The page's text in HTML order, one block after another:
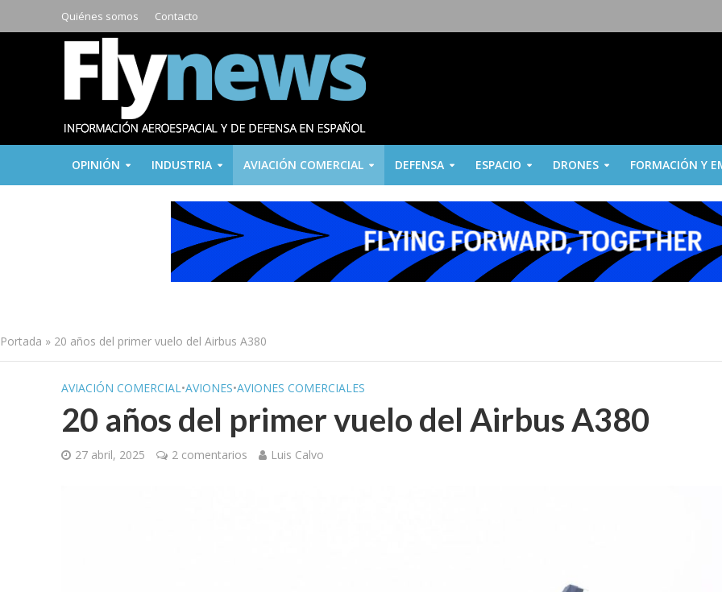
Quiénes somos Contacto
OPINIÓN INDUSTRIA AVIACIÓN COMERCIAL DEFENSA ESPACIO DRONES FORMACIÓN Y
Portada » 20 años del primer vuelo del Airbus A380
AVIACIÓN COMERCIAL•AVIONES•AVIONES COMERCIALES
20 años del primer vuelo del Airbus A380
27 abril, 2025 2 comentarios Luis Calvo